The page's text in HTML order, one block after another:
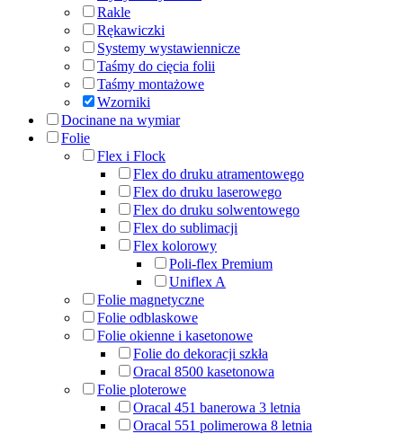
Rakle
Rękawiczki
Systemy wystawiennicze
Taśmy do cięcia folii
Taśmy montażowe
Wzorniki
Docinane na wymiar
Folie
Flex i Flock
Flex do druku atramentowego
Flex do druku laserowego
Flex do druku solwentowego
Flex do sublimacji
Flex kolorowy
Poli-flex Premium
Uniflex A
Folie magnetyczne
Folie odblaskowe
Folie okienne i kasetonowe
Folie do dekoracji szkła
Oracal 8500 kasetonowa
Folie ploterowe
Oracal 451 banerowa 3 letnia
Oracal 551 polimerowa 8 letnia